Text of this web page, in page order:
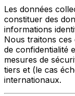
Les données
constituer des
informations
Nous traitons
de confidentialité
mesures de
tiers et (le cas
internationaux.